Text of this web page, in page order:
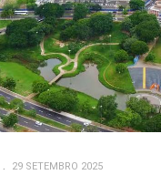
29 SETEMBRO 2025